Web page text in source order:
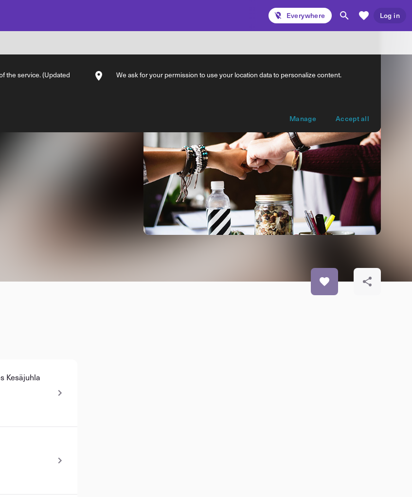
Everywhere Log in
Kesäjuhla
the service. (Updated
We ask for your permission to use your location data to personalize content.
Manage Accept all